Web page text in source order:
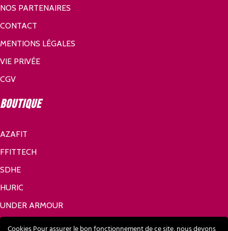
NOS PARTENAIRES
CONTACT
MENTIONS LÉGALES
VIE PRIVÉE
CGV
Boutique
AZAFIT
FFITTECH
SDHE
HURIC
UNDER ARMOUR